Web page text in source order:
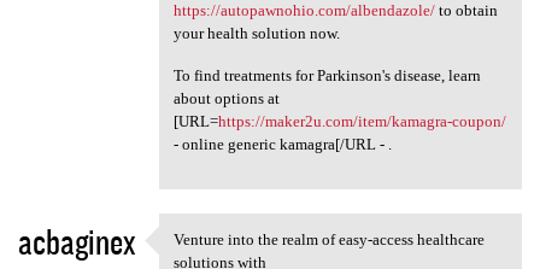
https://autopawnohio.com/albendazole/to obtain
your health solution now.
To find treatments for Parkinson's disease, learn
about options at
[URL=https://maker2u.com/item/kamagra-coupon/
- online generic kamagra[/URL - .
acbaginex Venture into the realm of
Venture into the realm of easy-access healthcare
solutions with